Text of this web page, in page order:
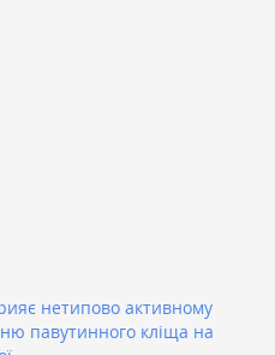
нетипово активному
павутинного кліща на